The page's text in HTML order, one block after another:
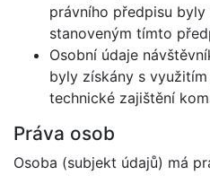
právního předpisu
stanoveným tímto
Osobní údaje
byly získány s
technické zajištění
Práva osob
Osoba (subjekt údajů) má